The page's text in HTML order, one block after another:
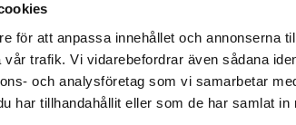
för att anpassa innehållet och annonserna
trafik. Vi vidarebefordrar även sådana
och analysföretag som vi samarbetar
har tillhandahållit eller som de har samlat